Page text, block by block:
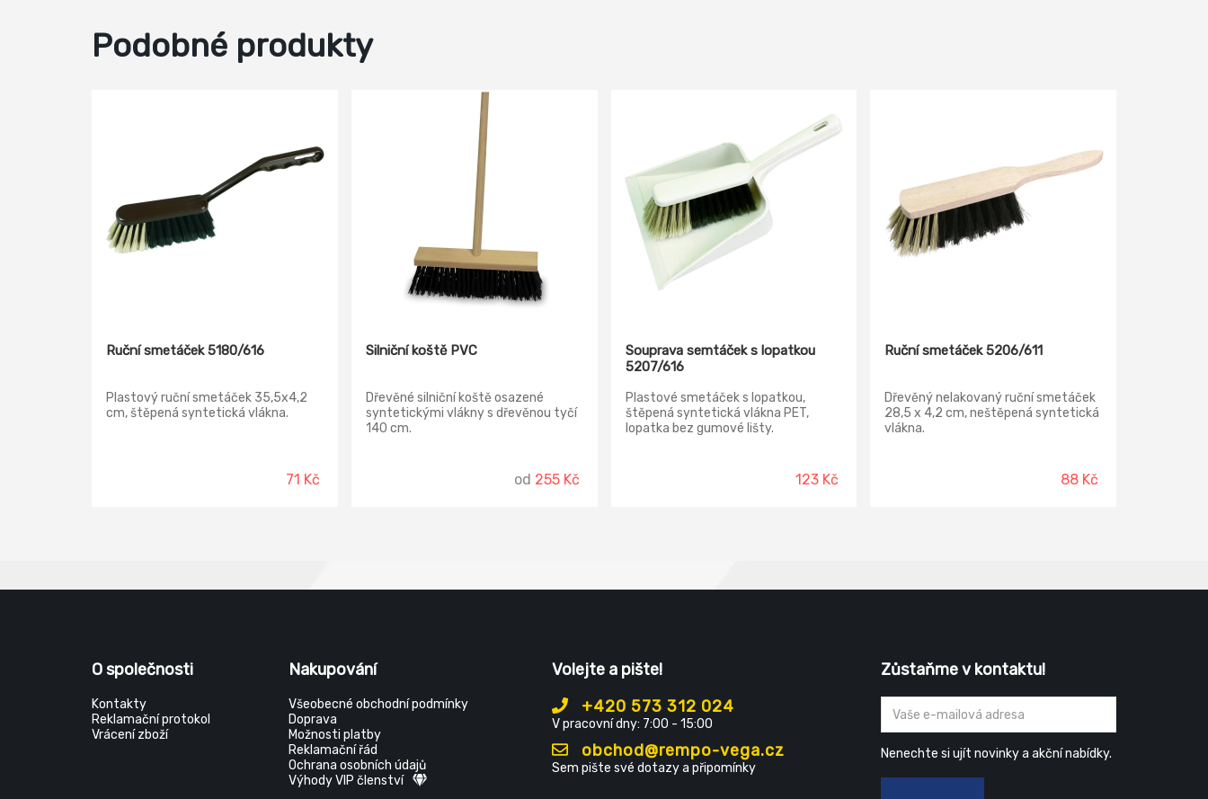
Podobné produkty
Ruční smetáček 5180/616
Plastový ruční smetáček 35,5x4,2
cm, štěpená syntetická vlákna.
71 Kč
Silniční koště PVC
Dřevěné silniční koště osazené
syntetickými vlákny s dřevěnou tyčí
140 cm.
od 255 Kč
Souprava semtáček s lopatkou
5207/616
Plastové smetáček s lopatkou,
štěpená syntetická vlákna PET,
lopatka bez gumové lišty.
123 Kč
Ruční smetáček 5206/611
Dřevěný nelakovaný ruční smetáček
28,5 x 4,2 cm, neštěpená syntetická
vlákna.
88 Kč
O společnosti
Kontakty
Reklamační protokol
Vrácení zboží
Nakupování
Všeobecné obchodní podmínky
Doprava
Možnosti platby
Reklamační řád
Ochrana osobních údajů
Výhody VIP členství
Volejte a pište!
+420 573 312 024
V pracovní dny: 7:00 - 15:00
obchod@rempo-vega.cz
Sem pište své dotazy a připomínky
Zůstaňme v kontaktu!
Nenechte si ujít novinky a akční nabídky.